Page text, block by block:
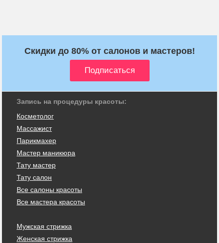
Скидки до 80% от салонов и мастеров!
Запись на процедуры красоты:
Косметолог
Массажист
Парикмахер
Мастер маникюра
Тату мастер
Тату салон
Все салоны красоты
Все мастера красоты
Мужская стрижка
Женская стрижка